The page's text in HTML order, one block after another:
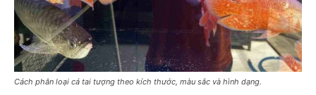
Cách phân loại cá tai tượng theo kích thước, màu sắc và hình dạng.